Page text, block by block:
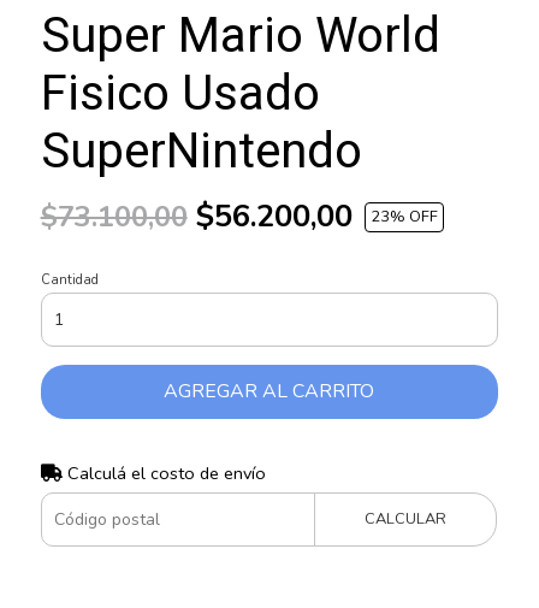
Super Mario World
Fisico Usado
SuperNintendo
$73.100,00$56.200,00 23% OFF
Cantidad
AGREGAR AL CARRITO
Calculá el costo de envío
CALCULAR